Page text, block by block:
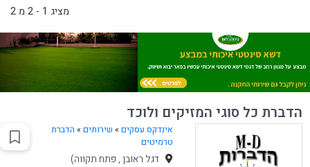
מציג 1 - 2 מ 2
הדברת כל סוגי המזיקים ולוכד
אינדקס עסקים » שירותים» הדברת
טרמיטים
דגל ראובן , פתח תקווה)